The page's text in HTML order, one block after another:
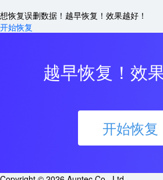
想恢复误删数据！越早恢复！效果越好！
开始恢复
越早恢复！效
开始恢复